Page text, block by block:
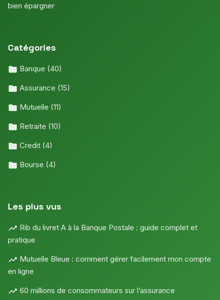
bien épargner
Catégories
Banque (40)
Assurance (15)
Mutuelle (11)
Retraite (10)
Credit (4)
Bourse (4)
Les plus vus
Rib du livret A à la Banque Postale : guide complet et
pratique
Mutuelle Bleue : comment gérer facilement mon compte
en ligne
60 millions de consommateurs sur l’assurance